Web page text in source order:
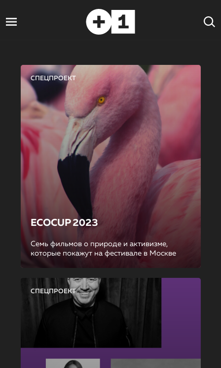
СПЕЦПРОЕКТ
ECOCUP 2023
Семь фильмов о природе и активизме,
которые покажут на фестивале в Москве
СПЕЦПРОЕКТ